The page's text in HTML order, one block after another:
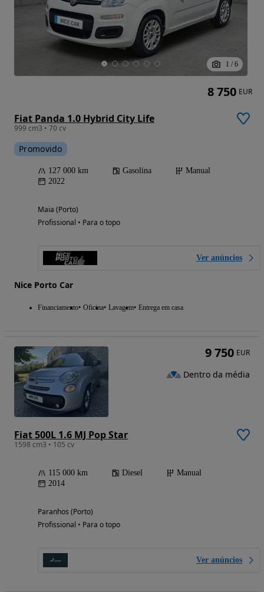
1 / 6
Fiat Panda 1.0 Hybrid City Life
999 cm3 • 70 cv
Promovido
127 000 km Gasolina
Manual
2022
Maia (Porto)
Profissional • Para o topo
Ver anúncios
Nice Porto Car
Financiamento Oficina Lavagem Entrega em casa
8 750 EUR
Fiat 500L 1.6 MJ Pop Star
1598 cm3 • 105 cv
115 000 km Diesel
Manual
2014
Paranhos (Porto)
Profissional • Para o topo
Ver anúncios
9 750 EUR
Dentro da média